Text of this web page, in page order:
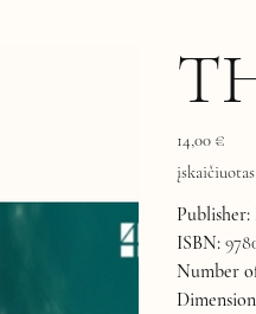
14,00 €
Publisher:
ISBN:
Number